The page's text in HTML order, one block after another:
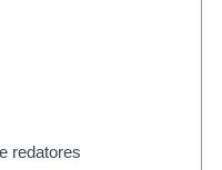
redatores